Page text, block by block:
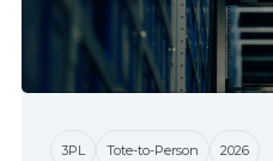
3PL Tote-to-Person 2026